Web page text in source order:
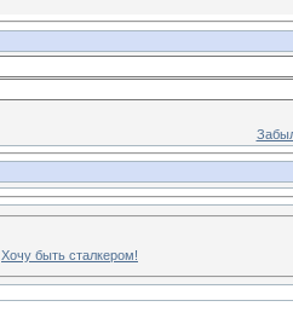
Хочу быть сталкером!